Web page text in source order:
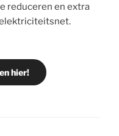
reduceren en extra
hier!